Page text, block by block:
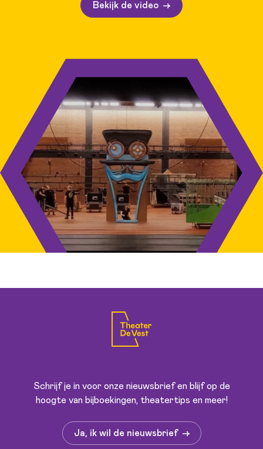
Bekijk de video
Schrijf je in voor onze nieuwsbrief en blijf op de
hoogte van bijboekingen, theatertips en meer!
Ja, ik wil de nieuwsbrief